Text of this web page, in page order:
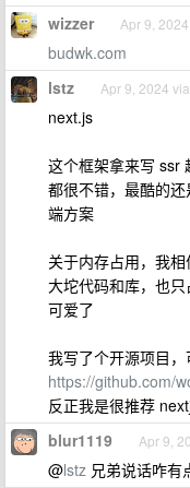
wizzer Apr 9, 2024
budwk.com
lstz Apr 9, 2024
next.js
这个框架拿来写 ssr
都很不错，最酷的
端方案
关于内存占用，我
大坨代码和库，也
可爱了
我写了个开源项目
https://github.com/
反正我是很推荐
blur1119 Apr 9,
@lstz 兄弟说话咋有